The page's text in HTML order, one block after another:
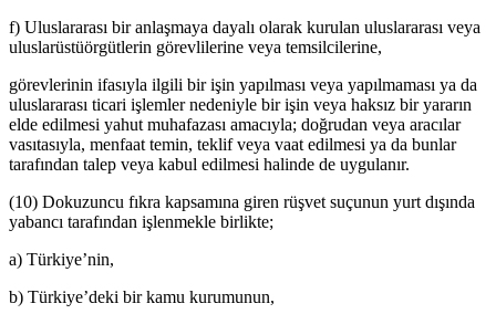
f) Uluslararası bir anlaşmaya dayalı olarak kurulan uluslararası veya
uluslarüstüörgütlerin görevlilerine veya temsilcilerine,
görevlerinin ifasıyla ilgili bir işin yapılması veya yapılmaması ya da
uluslararası ticari işlemler nedeniyle bir işin veya haksız bir yararın
elde edilmesi yahut muhafazası amacıyla; doğrudan veya aracılar
vasıtasıyla, menfaat temin, teklif veya vaat edilmesi ya da bunlar
tarafından talep veya kabul edilmesi halinde de uygulanır.
(10) Dokuzuncu fıkra kapsamına giren rüşvet suçunun yurt dışında
yabancı tarafından işlenmekle birlikte;
a) Türkiye’nin,
b) Türkiye’deki bir kamu kurumunun,